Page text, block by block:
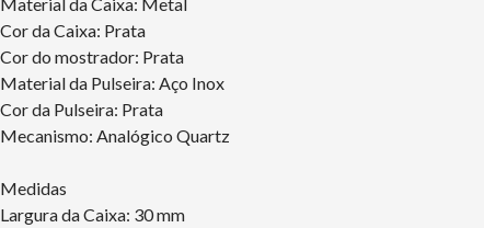
Cor da Caixa: Prata
Cor do mostrador: Prata
Material da Pulseira: Aço Inox
Cor da Pulseira: Prata
Mecanismo: Analógico Quartz
Medidas
Largura da Caixa: 30 mm